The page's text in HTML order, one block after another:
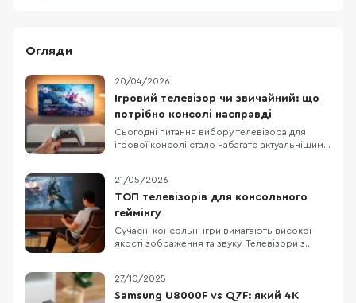
Огляди
20/04/2026
Ігровий телевізор чи звичайний: що
потрібно консолі насправді
Сьогодні питання вибору телевізора для
ігрової консолі стало набагато актуальнішим,
Гц, VRR та ALLM, а виробники телевізорів
активно просувають це як аргумент для
покупки. На цьому тлі легко вирішити, що без
21/05/2026
ТОП телевізорів для консольного
геймінгу
Сучасні консольні ігри вимагають високої
якості зображення та звуку. Телевізори з
HDR робить кольори насиченішими і
яскравішими. Висока частота оновлення
27/10/2025
Samsung U8000F vs Q7F: який 4K